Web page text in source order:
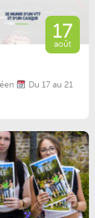
17
août
Du 17 au 21